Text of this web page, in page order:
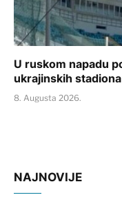
U ruskom napadu
ukrajinskih stadiona
8. Augusta 2026.
NAJNOVIJE